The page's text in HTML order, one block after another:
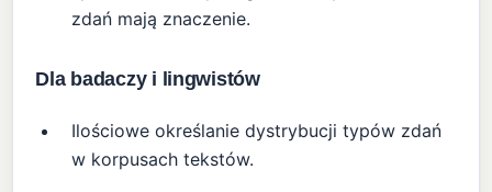
zdań mają znaczenie.
Dla badaczy i lingwistów
Ilościowe określanie dystrybucji typów zdań
w korpusach tekstów.